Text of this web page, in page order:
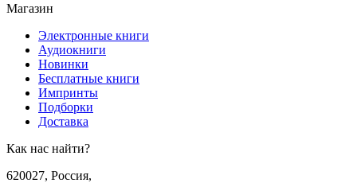
Магазин
Электронные книги
Аудиокниги
Новинки
Бесплатные книги
Импринты
Подборки
Доставка
Как нас найти?
620027, Россия,